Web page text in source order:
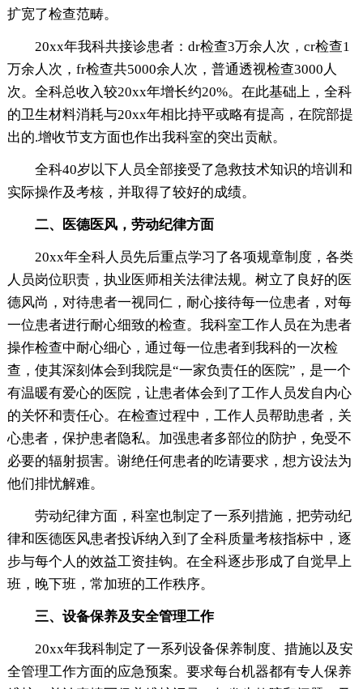
扩宽了检查范畴。
20xx年我科共接诊患者：dr检查3万余人次，cr检查1
万余人次，fr检查共5000余人次，普通透视检查3000人
次。全科总收入较20xx年增长约20%。在此基础上，全科
的卫生材料消耗与20xx年相比持平或略有提高，在院部提
出的.增收节支方面也作出我科室的突出贡献。
全科40岁以下人员全部接受了急救技术知识的培训和
实际操作及考核，并取得了较好的成绩。
二、医德医风，劳动纪律方面
20xx年全科人员先后重点学习了各项规章制度，各类
人员岗位职责，执业医师相关法律法规。树立了良好的医
德风尚，对待患者一视同仁，耐心接待每一位患者，对每
一位患者进行耐心细致的检查。我科室工作人员在为患者
操作检查中耐心细心，通过每一位患者到我科的一次检
查，使其深刻体会到我院是“一家负责任的医院”，是一个
有温暖有爱心的医院，让患者体会到了工作人员发自内心
的关怀和责任心。在检查过程中，工作人员帮助患者，关
心患者，保护患者隐私。加强患者多部位的防护，免受不
必要的辐射损害。谢绝任何患者的吃请要求，想方设法为
他们排忧解难。
劳动纪律方面，科室也制定了一系列措施，把劳动纪
律和医德医风患者投诉纳入到了全科质量考核指标中，逐
步与每个人的效益工资挂钩。在全科逐步形成了自觉早上
班，晚下班，常加班的工作秩序。
三、设备保养及安全管理工作
20xx年我科制定了一系列设备保养制度、措施以及安
全管理工作方面的应急预案。要求每台机器都有专人保养